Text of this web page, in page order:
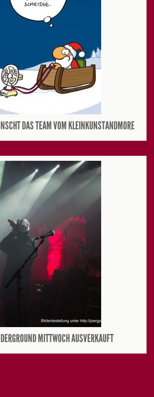
DAS TEAM VOM KLEINKUNSTANDMORE
MITTWOCH AUSVERKAUFT